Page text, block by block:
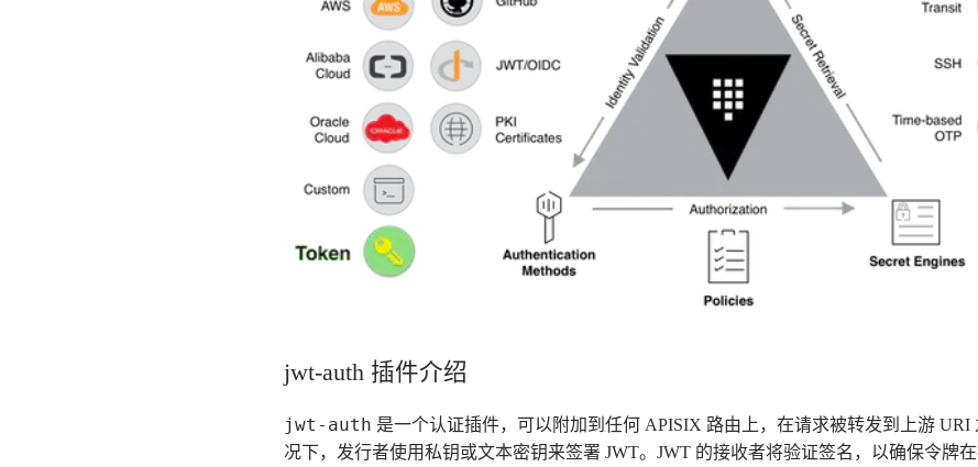
jwt-auth 插件介绍
jwt-auth 是一个认证插件，可以附加到任何 APISIX 路由上，在请求被转发到上游 URI
况下，发行者使用私钥或文本密钥来签署 JWT。JWT 的接收者将验证签名，以确保令牌